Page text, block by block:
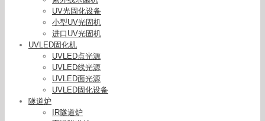
UV光固化设备
小型UV光固机
进口UV光固机
UVLED固化机
UVLED点光源
UVLED线光源
UVLED面光源
UVLED固化设备
隧道炉
IR隧道炉